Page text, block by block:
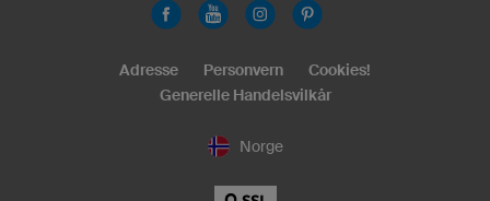
Norge
Adresse Personvern
Cookies!
Generelle Handelsvilkår